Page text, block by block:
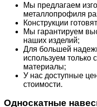
Мы предлагаем
металлопрофиля
Конструкции
Мы гарантируем
наших изделий;
Для большей
используем
материалы;
У нас доступные
стоимости.
Односкатные